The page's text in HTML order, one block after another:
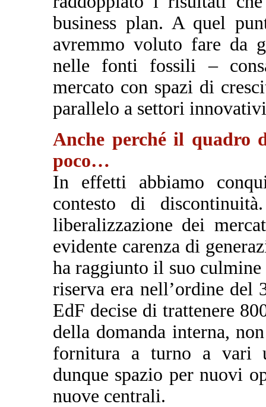
business plan. A quel
avremmo voluto fare da
nelle fonti fossili –
mercato con spazi di
parallelo a settori
Anche perché il quadro
poco…
In effetti abbiamo
contesto di
liberalizzazione dei
evidente carenza di
ha raggiunto il suo
riserva era nell’ordine del
EdF decise di trattenere
della domanda interna,
fornitura a turno a vari
dunque spazio per nuovi
nuove centrali.